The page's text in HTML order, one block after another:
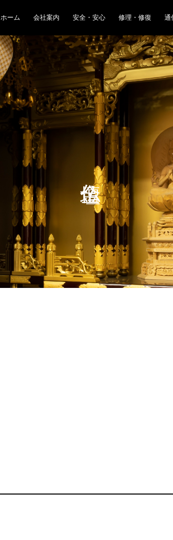
ホーム 会社案内 安全・安心 修理・修復 通